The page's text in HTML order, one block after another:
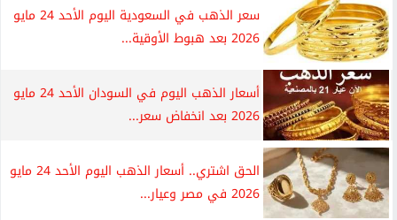
سعر الذهب في السعودية اليوم الأحد 24 مايو
2026 بعد هبوط الأوقية...
أسعار الذهب اليوم في السودان الأحد 24 مايو
2026 بعد انخفاض سعر...
الحق اشتري.. أسعار الذهب اليوم الأحد 24 مايو
2026 في مصر وعيار...